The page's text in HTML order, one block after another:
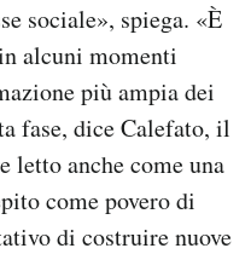
sociale», spiega. «È
alcuni momenti
più ampia dei
fase, dice Calefato, il
letto anche come una
come povero di
di costruire nuove